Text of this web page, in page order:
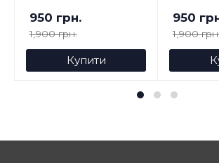
950 грн.
1,900 грн.
Купити
950
1,900